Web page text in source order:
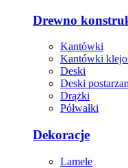
Drewno
Kantówki
Kantówki
Deski
Deski
Drążki
Półwałki
Dekoracje
Lamele